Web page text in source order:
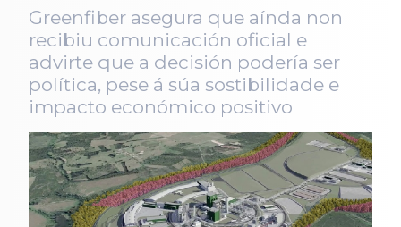
Greenfiber asegura que aínda non
recibiu comunicación oficial e
advirte que a decisión podería ser
política, pese á súa sostibilidade e
impacto económico positivo